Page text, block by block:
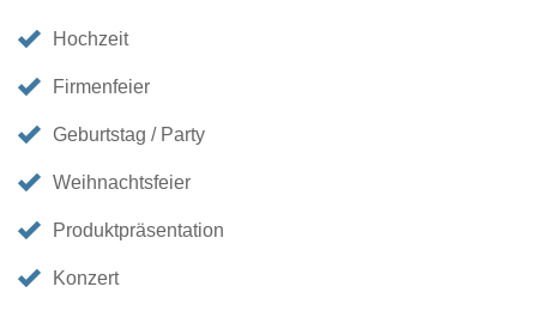
Hochzeit
Firmenfeier
Geburtstag / Party
Weihnachtsfeier
Produktpräsentation
Konzert